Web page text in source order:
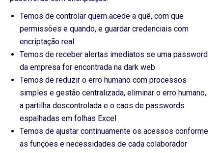
Temos de controlar quem acede a quê, com que
permissões e quando, e guardar credenciais com
encriptação real
Temos de receber alertas imediatos se uma password
da empresa for encontrada na dark web
Temos de reduzir o erro humano com processos
simples e gestão centralizada, eliminar o erro humano,
a partilha descontrolada e o caos de passwords
espalhadas em folhas Excel
Temos de ajustar continuamente os acessos conforme
as funções e necessidades de cada colaborador